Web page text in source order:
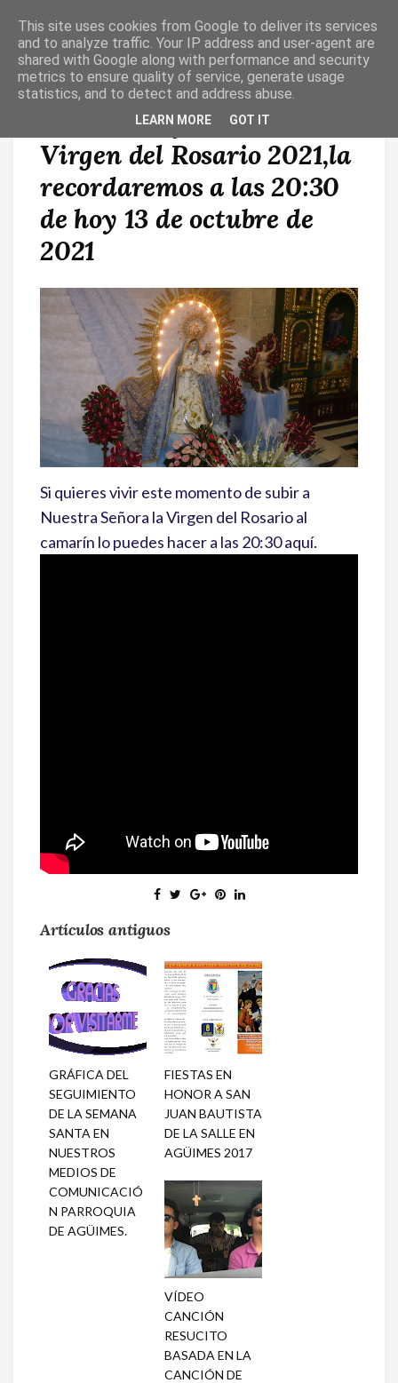
T
O
G
Eucaristía y Subida de la
Virgen del Rosario 2021,la
recordaremos a las 20:30
de hoy 13 de octubre de
2021
Si quieres vivir este momento de subir a
Nuestra Señora la Virgen del Rosario al
camarín lo puedes hacer a las 20:30 aquí.
Artículos antiguos
GRÁFICA DEL
SEGUIMIENTO
DE LA SEMANA
SANTA EN
NUESTROS
MEDIOS DE
COMUNICACIÓ
N PARROQUIA
DE AGÜIMES.
FIESTAS EN
HONOR A SAN
JUAN BAUTISTA
DE LA SALLE EN
AGÜIMES 2017
VÍDEO
CANCIÓN
RESUCITO
BASADA EN LA
CANCIÓN DE
This site uses cookies from Google to deliver its services
and to analyze traffic. Your IP address and user-agent are
shared with Google along with performance and security
metrics to ensure quality of service, generate usage
statistics, and to detect and address abuse.
LEARN MORE GOT IT